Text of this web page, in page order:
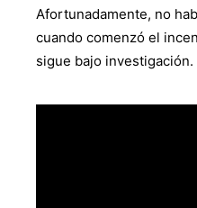
Afortunadamente, no
cuando comenzó el
sigue bajo investigación.